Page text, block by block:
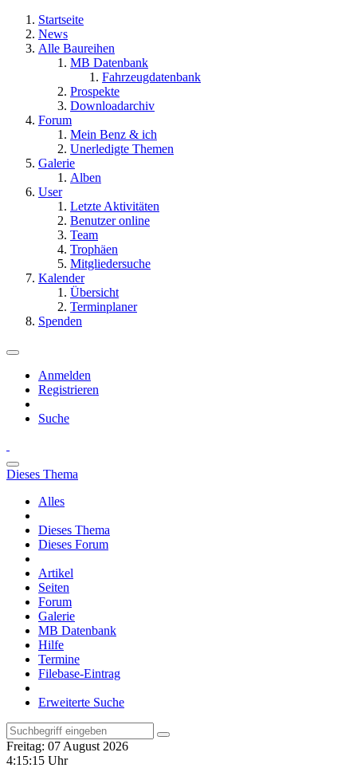
Startseite
News
Alle Baureihen
MB Datenbank
Fahrzeugdatenbank
Prospekte
Downloadarchiv
Forum
Mein Benz & ich
Unerledigte Themen
Galerie
Alben
User
Letzte Aktivitäten
Benutzer online
Team
Trophäen
Mitgliedersuche
Kalender
Übersicht
Terminplaner
Spenden
Anmelden
Registrieren
Suche
Dieses Thema
Alles
Dieses Thema
Dieses Forum
Artikel
Seiten
Forum
Galerie
MB Datenbank
Hilfe
Termine
Filebase-Eintrag
Erweiterte Suche
Freitag: 07 August 2026
4:15:16 Uhr